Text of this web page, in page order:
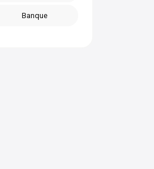
Banque